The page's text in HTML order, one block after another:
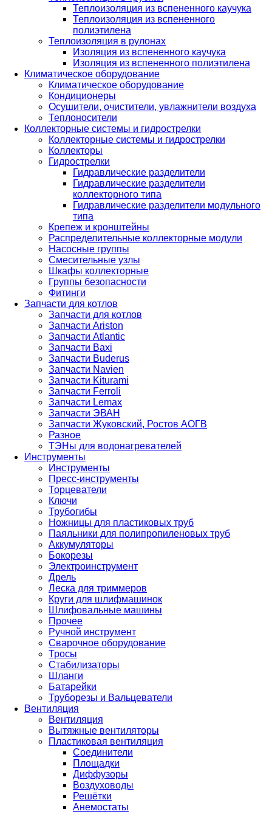
Теплоизоляция из вспененного каучука
Теплоизоляция из вспененного
полиэтилена
Теплоизоляция в рулонах
Изоляция из вспененного каучука
Изоляция из вспененного полиэтилена
Климатическое оборудование
Климатическое оборудование
Кондиционеры
Осушители, очистители, увлажнители воздуха
Теплоносители
Коллекторные системы и гидрострелки
Коллекторные системы и гидрострелки
Коллекторы
Гидрострелки
Гидравлические разделители
Гидравлические разделители
коллекторного типа
Гидравлические разделители модульного
типа
Крепеж и кронштейны
Распределительные коллекторные модули
Насосные группы
Смесительные узлы
Шкафы коллекторные
Группы безопасности
Фитинги
Запчасти для котлов
Запчасти для котлов
Запчасти Ariston
Запчасти Atlantic
Запчасти Baxi
Запчасти Buderus
Запчасти Navien
Запчасти Kiturami
Запчасти Ferroli
Запчасти Lemax
Запчасти ЭВАН
Запчасти Жуковский, Ростов АОГВ
Разное
ТЭНы для водонагревателей
Инструменты
Инструменты
Пресс-инструменты
Торцеватели
Ключи
Трубогибы
Ножницы для пластиковых труб
Паяльники для полипропиленовых труб
Аккумуляторы
Бокорезы
Электроинструмент
Дрель
Леска для триммеров
Круги для шлифмашинок
Шлифовальные машины
Прочее
Ручной инструмент
Сварочное оборудование
Тросы
Стабилизаторы
Шланги
Батарейки
Труборезы и Вальцеватели
Вентиляция
Вентиляция
Вытяжные вентиляторы
Пластиковая вентиляция
Соединители
Площадки
Диффузоры
Воздуховоды
Решётки
Анемостаты